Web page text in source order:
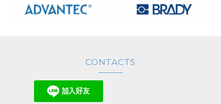
CONTACTS